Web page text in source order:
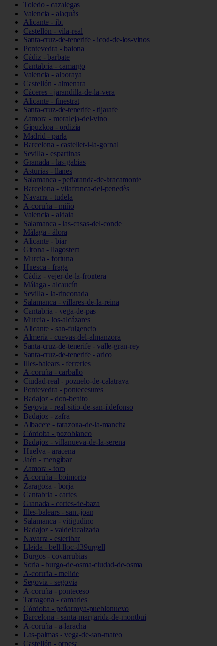
Toledo - cazalegas
Valencia - alaquàs
Alicante - ibi
Castellón - vila-real
Santa-cruz-de-tenerife - icod-de-los-vinos
Pontevedra - baiona
Cádiz - barbate
Cantabria - camargo
Valencia - alboraya
Castellón - almenara
Cáceres - jarandilla-de-la-vera
Alicante - finestrat
Santa-cruz-de-tenerife - tijarafe
Zamora - moraleja-del-vino
Gipuzkoa - ordizia
Madrid - parla
Barcelona - castellet-i-la-gornal
Sevilla - espartinas
Granada - las-gabias
Asturias - llanes
Salamanca - peñaranda-de-bracamonte
Barcelona - vilafranca-del-penedès
Navarra - tudela
A-coruña - miño
Valencia - aldaia
Salamanca - las-casas-del-conde
Málaga - álora
Alicante - biar
Girona - llagostera
Murcia - fortuna
Huesca - fraga
Cádiz - vejer-de-la-frontera
Málaga - alcaucín
Sevilla - la-rinconada
Salamanca - villares-de-la-reina
Cantabria - vega-de-pas
Murcia - los-alcázares
Alicante - san-fulgencio
Almería - cuevas-del-almanzora
Santa-cruz-de-tenerife - valle-gran-rey
Santa-cruz-de-tenerife - arico
Illes-balears - ferreries
A-coruña - carballo
Ciudad-real - pozuelo-de-calatrava
Pontevedra - pontecesures
Badajoz - don-benito
Segovia - real-sitio-de-san-ildefonso
Badajoz - zafra
Albacete - tarazona-de-la-mancha
Córdoba - pozoblanco
Badajoz - villanueva-de-la-serena
Huelva - aracena
Jaén - mengíbar
Zamora - toro
A-coruña - boimorto
Zaragoza - borja
Cantabria - cartes
Granada - cortes-de-baza
Illes-balears - sant-joan
Salamanca - vitigudino
Badajoz - valdelacalzada
Navarra - esteribar
Lleida - bell-lloc-d39urgell
Burgos - covarrubias
Soria - burgo-de-osma-ciudad-de-osma
A-coruña - melide
Segovia - segovia
A-coruña - ponteceso
Tarragona - camarles
Córdoba - peñarroya-pueblonuevo
Barcelona - santa-margarida-de-montbui
A-coruña - a-laracha
Las-palmas - vega-de-san-mateo
Castellón - orpesa